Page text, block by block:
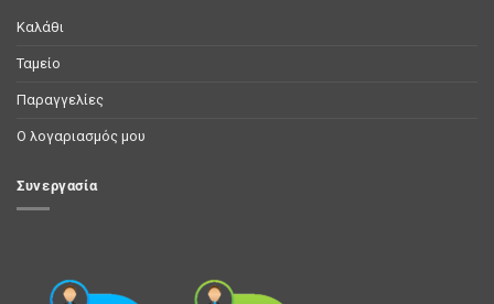
Καλάθι
Ταμείο
Παραγγελίες
Ο λογαριασμός μου
Συνεργασία